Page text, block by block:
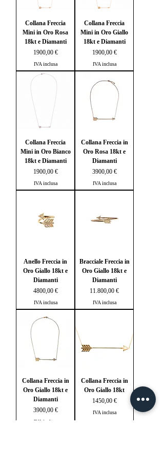
Collana Freccia
Mini in Oro Rosa
18kt e Diamanti
Prezzo
1900,00 €
IVA inclusa
Collana Freccia
Mini in Oro Giallo
18kt e Diamanti
Prezzo
1900,00 €
IVA inclusa
Collana Freccia
Mini in Oro Bianco
18kt e Diamanti
Prezzo
1900,00 €
IVA inclusa
Collana Freccia in
Oro Rosa 18kt e
Diamanti
Prezzo
3900,00 €
IVA inclusa
Anello Freccia in
Oro Giallo 18kt e
Diamanti
Prezzo
4800,00 €
IVA inclusa
Bracciale Freccia in
Oro Giallo 18kt e
Diamanti
Prezzo
11.800,00 €
IVA inclusa
Collana Freccia in
Oro Giallo 18kt e
Diamanti
Prezzo
3900,00 €
IVA inclusa
Collana Freccia in
Oro Giallo 18kt
Prezzo
1450,00 €
IVA inclusa